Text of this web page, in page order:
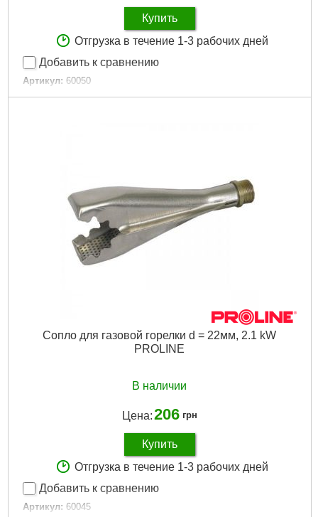
Купить
Отгрузка в течение 1-3 рабочих дней
Добавить к сравнению
Артикул: 60050
Код товара: 16.63.03
Сопло для газовой горелки d = 22мм, 2.1 kW
PROLINE
В наличии
Цена:206 грн
Купить
Отгрузка в течение 1-3 рабочих дней
Добавить к сравнению
Артикул: 60045